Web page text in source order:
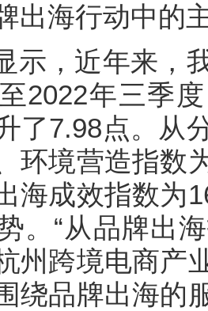
出海行动中的
示，近年来，
2022年三季
了7.98点。从
环境营造指数
海成效指数为
。“从品牌出
州跨境电商产
绕品牌出海的